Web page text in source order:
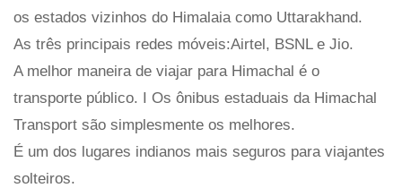
os estados vizinhos do Himalaia como Uttarakhand.
As três principais redes móveis:Airtel, BSNL e Jio.
A melhor maneira de viajar para Himachal é o
transporte público. I Os ônibus estaduais da Himachal
Transport são simplesmente os melhores.
É um dos lugares indianos mais seguros para viajantes
solteiros.